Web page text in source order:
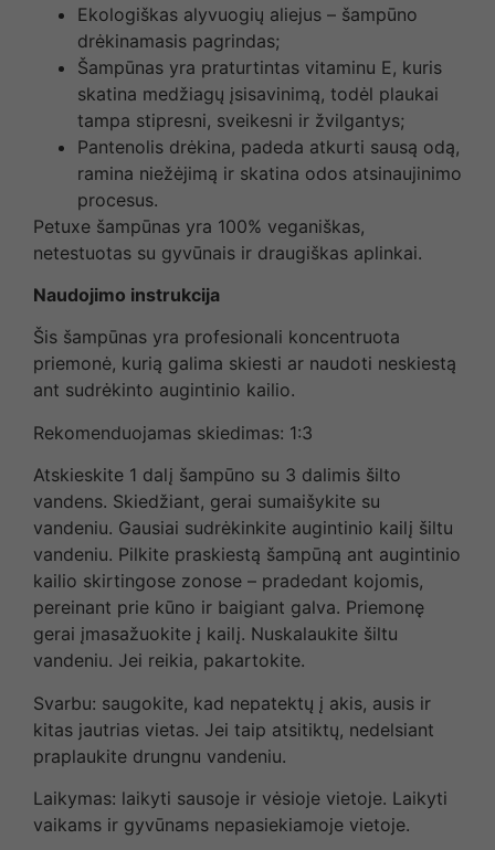
Ekologiškas alyvuogių aliejus – šampūno
drėkinamasis pagrindas;
Šampūnas yra praturtintas vitaminu E, kuris
skatina medžiagų įsisavinimą, todėl plaukai
tampa stipresni, sveikesni ir žvilgantys;
Pantenolis drėkina, padeda atkurti sausą odą,
ramina niežėjimą ir skatina odos atsinaujinimo
procesus.
Petuxe šampūnas yra 100% veganiškas,
netestuotas su gyvūnais ir draugiškas aplinkai.
Naudojimo instrukcija
Šis šampūnas yra profesionali koncentruota
priemonė, kurią galima skiesti ar naudoti neskiestą
ant sudrėkinto augintinio kailio.
Rekomenduojamas skiedimas: 1:3
Atskieskite 1 dalį šampūno su 3 dalimis šilto
vandens. Skiedžiant, gerai sumaišykite su
vandeniu. Gausiai sudrėkinkite augintinio kailį šiltu
vandeniu. Pilkite praskiestą šampūną ant augintinio
kailio skirtingose zonose – pradedant kojomis,
pereinant prie kūno ir baigiant galva. Priemonę
gerai įmasažuokite į kailį. Nuskalaukite šiltu
vandeniu. Jei reikia, pakartokite.
Svarbu: saugokite, kad nepatektų į akis, ausis ir
kitas jautrias vietas. Jei taip atsitiktų, nedelsiant
praplaukite drungnu vandeniu.
Laikymas: laikyti sausoje ir vėsioje vietoje. Laikyti
vaikams ir gyvūnams nepasiekiamoje vietoje.